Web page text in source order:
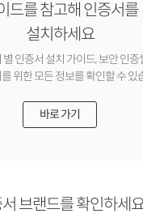
드를 참고해 인증서를
설치하세요
별 인증서 설치 가이드, 보안 인증
위한 모든 정보를 확인할 수 있
바로 가기
브랜드를 확인하세